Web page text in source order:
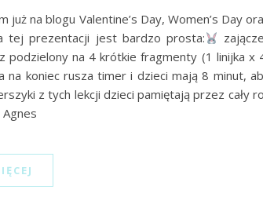
na blogu Valentine’s Day, Women’s Day
tej prezentacji jest bardzo prosta:
podzielony na 4 krótkie fragmenty (1 linijka x
na koniec rusza timer i dzieci mają 8 minut,
z tych lekcji dzieci pamiętają przez cały